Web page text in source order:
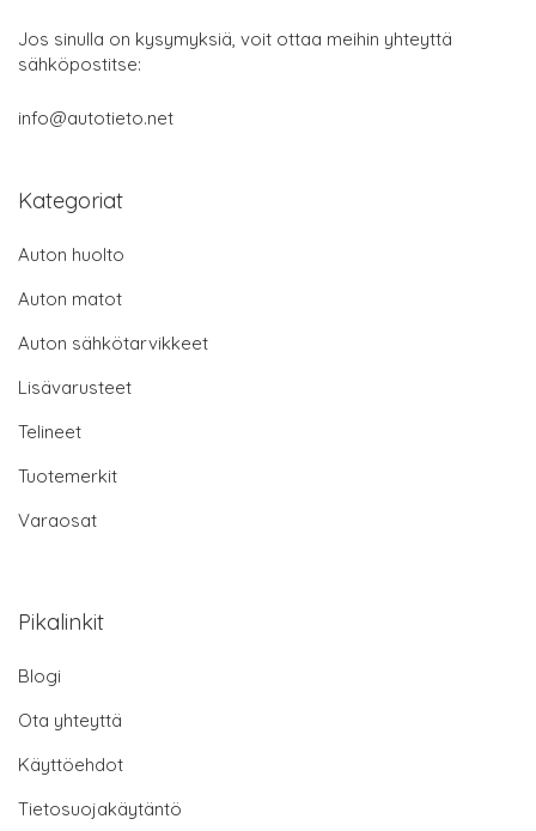
Jos sinulla on kysymyksiä, voit ottaa meihin yhteyttä
sähköpostitse:
info@autotieto.net
Kategoriat
Auton huolto
Auton matot
Auton sähkötarvikkeet
Lisävarusteet
Telineet
Tuotemerkit
Varaosat
Pikalinkit
Blogi
Ota yhteyttä
Käyttöehdot
Tietosuojakäytäntö